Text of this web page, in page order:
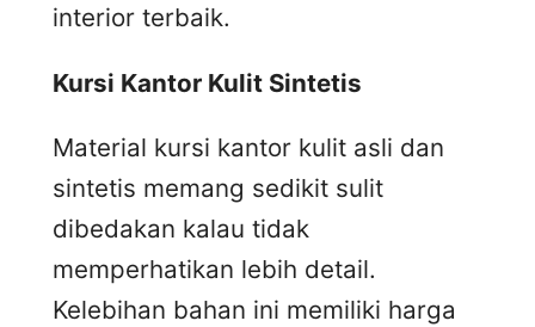
interior terbaik.
Kursi Kantor Kulit Sintetis
Material kursi kantor kulit asli dan
sintetis memang sedikit sulit
dibedakan kalau tidak
memperhatikan lebih detail.
Kelebihan bahan ini memiliki harga